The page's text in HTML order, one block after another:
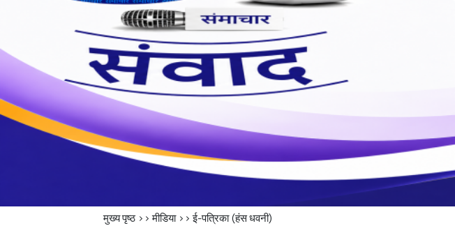
मुख्य पृष्ठ>>मीडिया>>ई-पत्रिका (हंस धवनी)